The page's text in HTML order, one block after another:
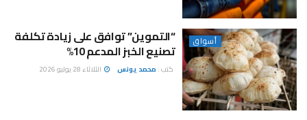
أسواق “التموين” توافق على زيادة تكلفة
تصنيع الخبز المدعم 10%
كتب : محمد يونس الثلاثاء 28 يوليو 2026